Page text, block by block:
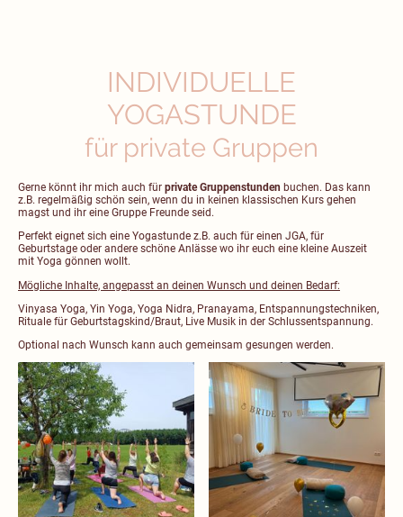
INDIVIDUELLE
YOGASTUNDE
für private Gruppen
Gerne könnt ihr mich auch für private Gruppenstunden buchen. Das kann
z.B. regelmäßig schön sein, wenn du in keinen klassischen Kurs gehen
magst und ihr eine Gruppe Freunde seid.
Perfekt eignet sich eine Yogastunde z.B. auch für einen JGA, für
Geburtstage oder andere schöne Anlässe wo ihr euch eine kleine Auszeit
mit Yoga gönnen wollt.
Mögliche Inhalte, angepasst an deinen Wunsch und deinen Bedarf:
Vinyasa Yoga, Yin Yoga, Yoga Nidra, Pranayama, Entspannungstechniken,
Rituale für Geburtstagskind/Braut, Live Musik in der Schlussentspannung.
Optional nach Wunsch kann auch gemeinsam gesungen werden.